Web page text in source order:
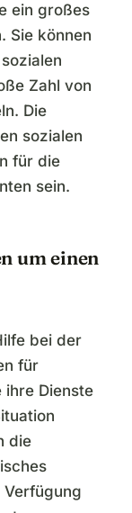
ein großes
Sie können
Zahl von
Die
sozialen
für die
sein.
um einen
bei der
für
Dienste
die